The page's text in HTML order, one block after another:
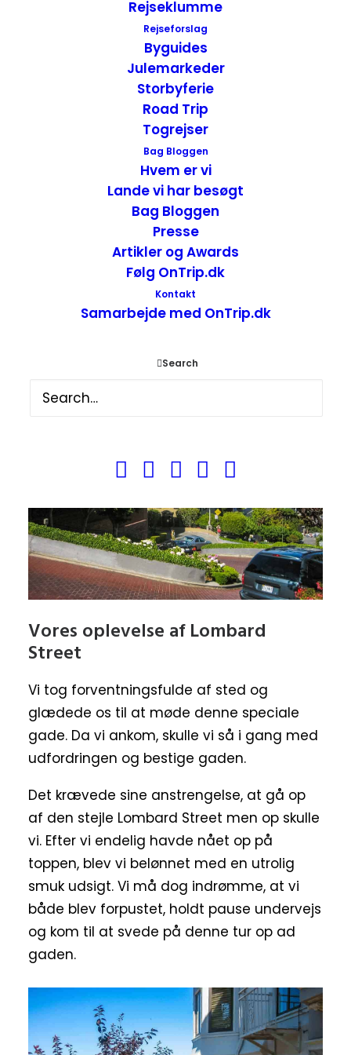
Rejseklumme
Rejseforslag
Byguides
Julemarkeder
Storbyferie
Road Trip
Togrejser
Bag Bloggen
Hvem er vi
Lande vi har besøgt
Bag Bloggen
Presse
Artikler og Awards
Følg OnTrip.dk
Kontakt
Samarbejde med OnTrip.dk
Search
Lombard Street er belagt med røde
mursten og langs selve vejen er der anlagt
en trappe til fodgængere. På strækningen,
er der i dag hastighedbegrænsning på 8
Vores oplevelse af Lombard
Street
Vi tog forventningsfulde af sted og
glædede os til at møde denne speciale
gade. Da vi ankom, skulle vi så i gang med
udfordringen og bestige gaden.
Det krævede sine anstrengelse, at gå op
af den stejle Lombard Street men op skulle
vi. Efter vi endelig havde nået op på
toppen, blev vi belønnet med en utrolig
smuk udsigt. Vi må dog indrømme, at vi
både blev forpustet, holdt pause undervejs
og kom til at svede på denne tur op ad
gaden.